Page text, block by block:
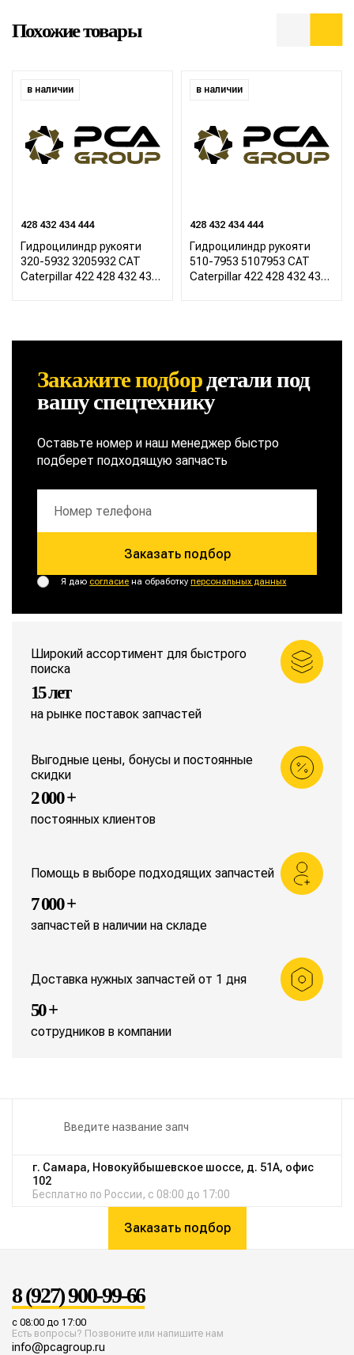
Похожие товары
в наличии
428 432 434 444
Гидроцилиндр рукояти
320-5932 3205932 CAT
Caterpillar 422 428 432 434
в наличии
428 432 434 444
Гидроцилиндр рукояти
510-7953 5107953 CAT
Caterpillar 422 428 432 434
Закажите подбордеталипод
вашу спецтехнику
Оставьте номер и наш менеджер быстро
подберет подходящую запчасть
Заказать подбор
Я даю согласие на обработкуперсональных данных
Широкий ассортимент для быстрого
поиска
15 лет
на рынке поставок запчастей
Выгодные цены, бонусы и постоянные
скидки
2 000 +
постоянных клиентов
Помощь в выборе подходящих запчастей
7 000 +
запчастей в наличии на складе
Доставка нужных запчастей от 1 дня
50 +
сотрудников в компании
г. Самара, Новокуйбышевское шоссе, д. 51А, офис
102
Бесплатно по России, с 08:00 до 17:00
Заказать подбор
8 (927) 900-99-66
с 08:00 до 17:00
Есть вопросы? Позвоните или напишите нам
info@pcagroup.ru